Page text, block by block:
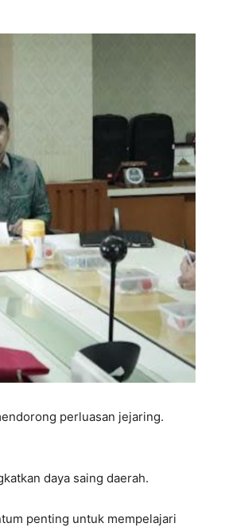
perluasan jejaring.
daya saing daerah.
penting untuk mempelajari